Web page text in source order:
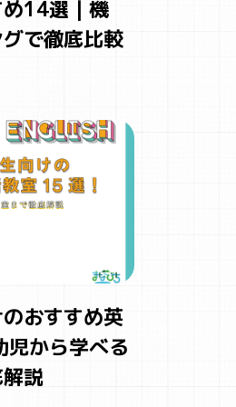
14選｜機
で徹底比較
おすすめ英
から学べる
説